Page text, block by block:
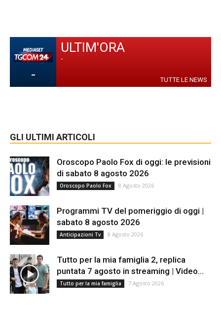
-
ULTIM'ORA
-
TUTTE LE NEWS
GLI ULTIMI ARTICOLI
Oroscopo Paolo Fox di oggi: le previsioni
di sabato 8 agosto 2026
Oroscopo Paolo Fox 8 Agosto 2026
Programmi TV del pomeriggio di oggi |
sabato 8 agosto 2026
Anticipazioni Tv 8 Agosto 2026
Tutto per la mia famiglia 2, replica
puntata 7 agosto in streaming | Video...
Tutto per la mia famiglia 7 Agosto 2026